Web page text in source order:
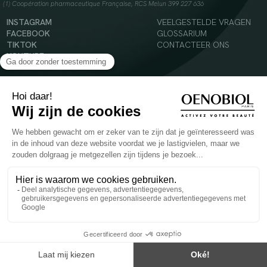
(1) Coopération pharmaceutique Française, RCS Melun 399 227 636
INSTAGRAM
FACEBOOK
TIKTOK
YOUTUBE
VEELGESTELDE VRAGEN
GLOSSARIUM
CONTACTEER ONS
© 2024 Oenobiol Paris
evenwichtige voeding en een gezonde levensstijl. Aanbevolen dagelijkse dosis niet
overschrijden. Enkel voor volwassenen, buiten het bereik van kinderen houden.